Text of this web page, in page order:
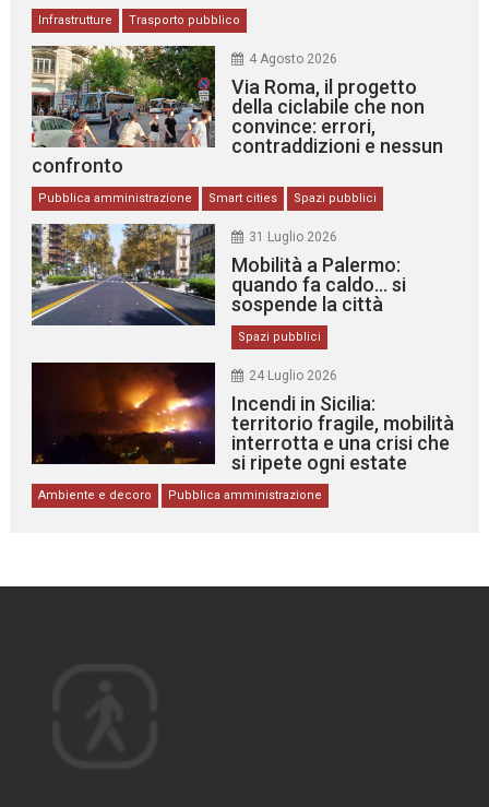
Infrastrutture Trasporto pubblico
4 Agosto 2026
Via Roma, il progetto
della ciclabile che non
convince: errori,
contraddizioni e nessun
confronto
Pubblica amministrazione Smart cities Spazi pubblici
31 Luglio 2026
Mobilità a Palermo:
quando fa caldo… si
sospende la città
Spazi pubblici
24 Luglio 2026
Incendi in Sicilia:
territorio fragile, mobilità
interrotta e una crisi che
si ripete ogni estate
Ambiente e decoro Pubblica amministrazione